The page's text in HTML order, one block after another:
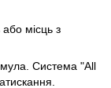
місць з
Система "All